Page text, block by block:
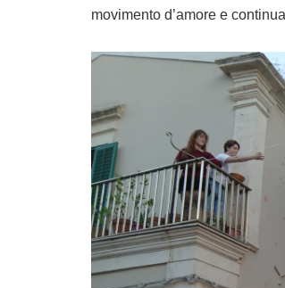
movimento d’amore e